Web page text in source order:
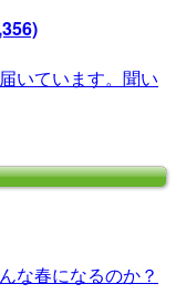
いています。聞い
な春になるのか？